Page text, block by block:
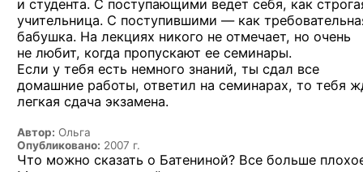
и студента. С поступающими ведет себя, как
учительница. С поступившими — как
бабушка. На лекциях никого не отмечает, но очень
не любит, когда пропускают ее семинары.
Если у тебя есть немного знаний, ты сдал все
домашние работы, ответил на семинарах, то тебя
легкая сдача экзамена.
Автор: Ольга
Опубликовано: 2007 г.
Что можно сказать о Батениной? Все больше